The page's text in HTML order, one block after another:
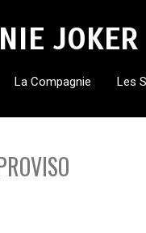
JOKER
La Compagnie Les